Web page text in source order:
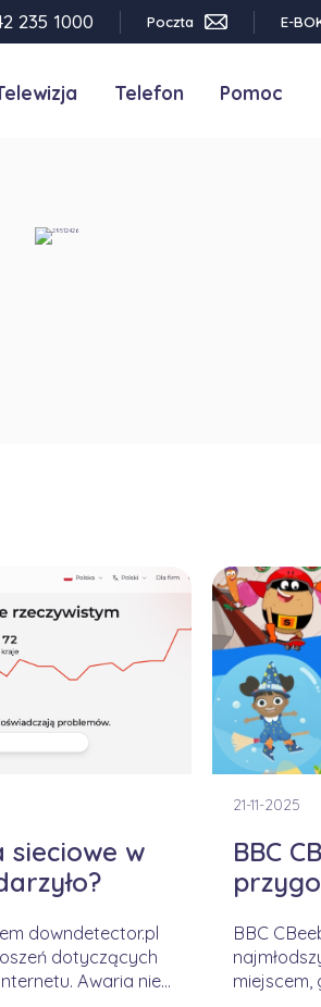
235 1000 Poczta E-
Telefon Pomoc
sieciowe w
downdetector.pl
dotyczących
Awaria nie
21-11-2025
BBC
BBC
miejscem,